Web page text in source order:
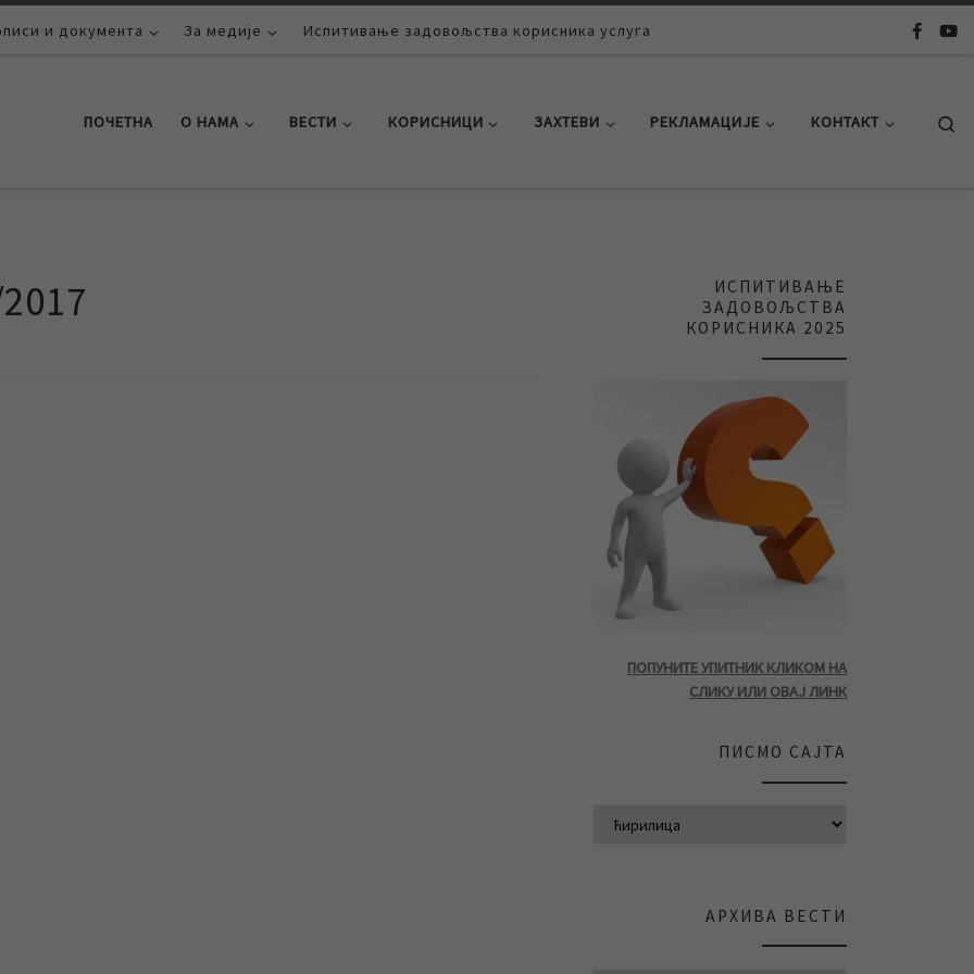
и документа За медије Испитивање задовољства корисника услуга
ПОЧЕТНА О НАМА ВЕСТИ КОРИСНИЦИ ЗАХТЕВИ РЕКЛАМАЦИЈЕ КОНТАКТ
ИСПИТИВАЊЕ
ЗАДОВОЉСТВА
КОРИСНИКА 2025
ПОПУНИТЕ УПИТНИК КЛИКОМ НА
СЛИКУ ИЛИ ОВАЈ ЛИНК
ПИСМО САЈТА
АРХИВА ВЕСТИ